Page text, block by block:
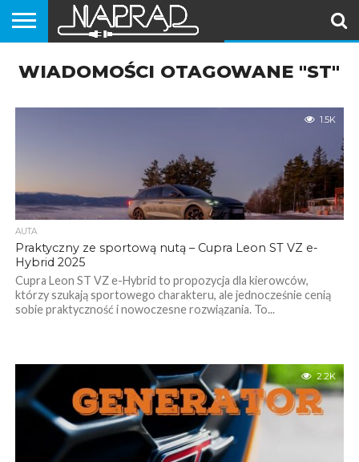
EKIPA
#NAPRĄD
VLOG
SAMOCHODY
MOTOCYKLE
SKUTERY
(MOTOROWERY)
ROWERY
HULAJNOGI
WIADOMOŚCI OTAGOWANE "ST"
1.5K
AUTA
Praktyczny ze sportową nutą – Cupra Leon ST VZ e-
Hybrid 2025
Cupra Leon ST VZ e-Hybrid to propozycja dla kierowców,
którzy szukają sportowego charakteru, ale jednocześnie cenią
sobie praktyczność i nowoczesne rozwiązania. To...
2.2K